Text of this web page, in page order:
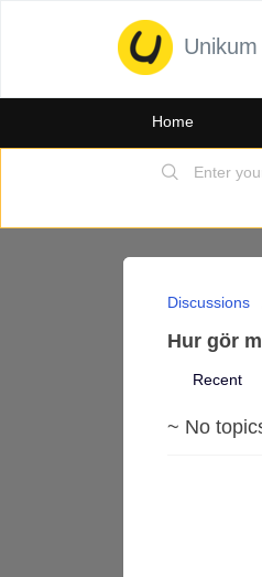
Home
Discussions
Hur gör
Recent
~ No